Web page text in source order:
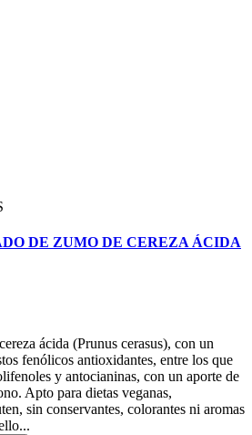
DE ZUMO DE CEREZA ÁCIDA
ácida (Prunus cerasus), con un
fenólicos antioxidantes, entre los que
y antocianinas, con un aporte de
Apto para dietas veganas,
sin conservantes, colorantes ni aromas